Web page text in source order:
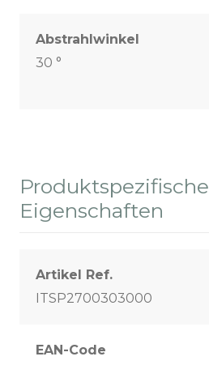
Abstrahlwinkel
30 °
Produktspezifische
Eigenschaften
Artikel Ref.
ITSP2700303000
EAN-Code